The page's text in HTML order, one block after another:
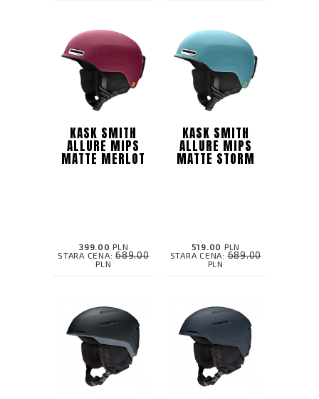
KASK SMITH
ALLURE MIPS
MATTE MERLOT
399.00 PLN
STARA CENA: 689.00
PLN
KASK SMITH
ALLURE MIPS
MATTE STORM
519.00 PLN
STARA CENA:689.00
PLN